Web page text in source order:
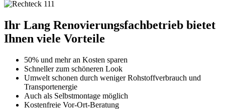
Ihr Lang Renovierungsfachbetrieb bietet
Ihnen viele Vorteile
50% und mehr an Kosten sparen
Schneller zum schöneren Look
Umwelt schonen durch weniger Rohstoffverbrauch und
Transportenergie
Auch als Selbstmontage möglich
Kostenfreie Vor-Ort-Beratung